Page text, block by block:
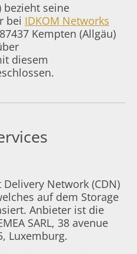
bezieht seine
bei IDKOM Networks
Kempten (Allgäu)
diesem
Network (CDN)
auf dem Storage
Anbieter ist die
SARL, 38 avenue
Luxemburg.